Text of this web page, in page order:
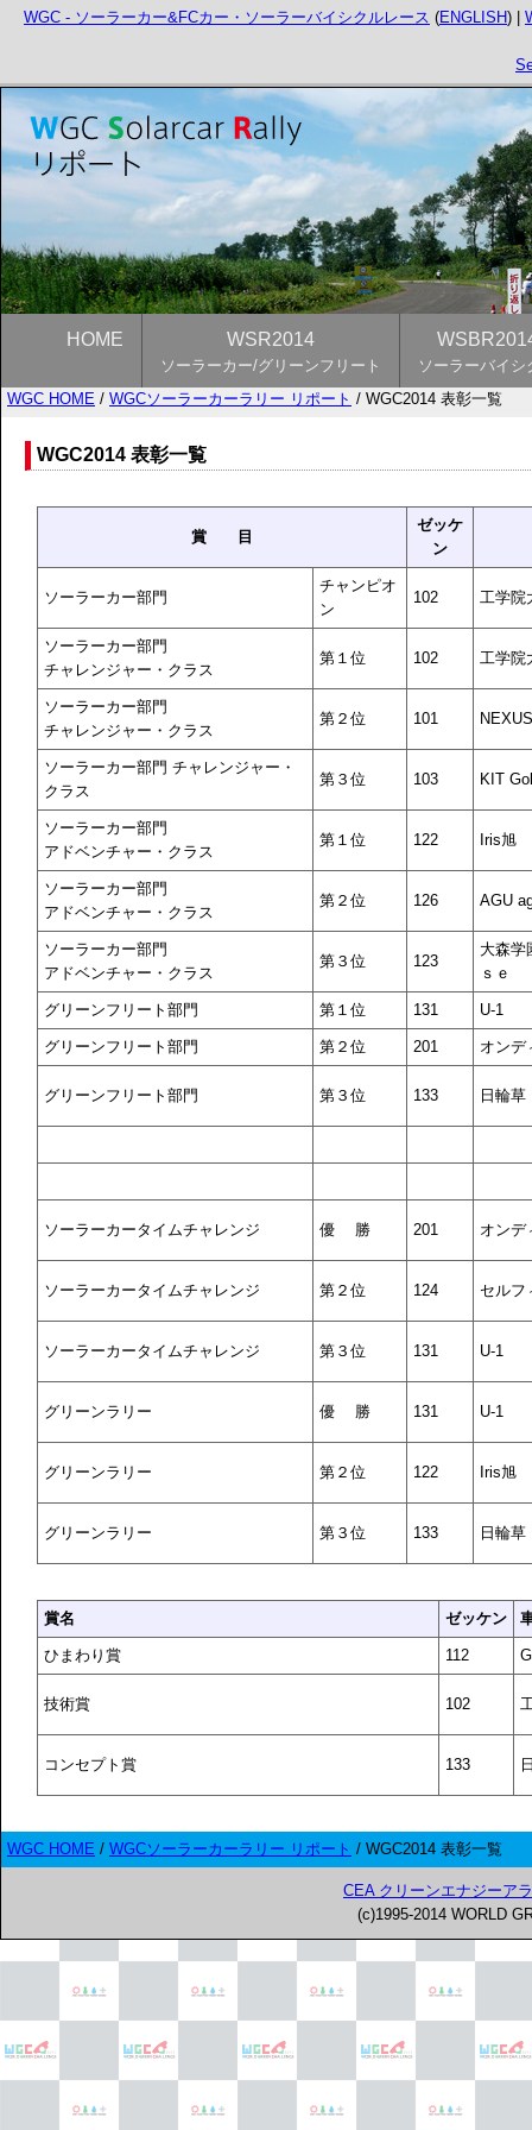
WGC - ソーラーカー&FCカー・ソーラーバイシクルレース (ENGLISH) |
HOME WSR2014
ソーラーカー/グリーンフリート
ソーラーバイシ
WGC HOME / WGCソーラーカーラリー リポート / WGC2014 表彰一覧
WGC2014 表彰一覧
賞 目
ゼッケ
ン
ソーラーカー部門
チャンピオ
ン
102 工学
ソーラーカー部門
チャレンジャー・クラス
第１位 102 工学
ソーラーカー部門
チャレンジャー・クラス
第２位 101 NEXUS
ソーラーカー部門 チャレンジャー・
クラス
第３位 103 KIT
ソーラーカー部門
アドベンチャー・クラス
第１位 122 Iris旭
ソーラーカー部門
アドベンチャー・クラス
第２位 126 AGU
ソーラーカー部門
アドベンチャー・クラス
第３位 123
大森
ｓｅ
グリーンフリート部門 第１位 131 U-1
グリーンフリート部門 第２位 201 オンデ
グリーンフリート部門 第３位 133 日輪草
ソーラーカータイムチャレンジ 優 勝 201 オンデ
ソーラーカータイムチャレンジ 第２位 124 セルフ
ソーラーカータイムチャレンジ 第３位 131 U-1
グリーンラリー 優 勝 131 U-1
グリーンラリー 第２位 122 Iris旭
グリーンラリー 第３位 133 日輪草
賞名 ゼッケン
ひまわり賞 112
技術賞 102
コンセプト賞 133
WGC HOME / WGCソーラーカーラリー リポート / WGC2014 表彰一覧
CEA クリーンエナジーア
(c)1995-2014 WORLD